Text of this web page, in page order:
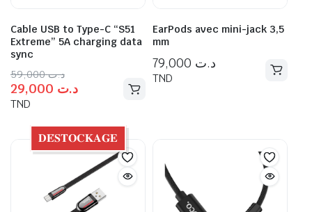
Cable USB to Type-C “S51
Extreme” 5A charging data
sync
د.ت59,000
د.ت
TND
𝐃𝐄́𝐒𝐓𝐎𝐂𝐊𝐀𝐆𝐄
EarPods avec mini-jack 3,5
mm
د.ت
TND